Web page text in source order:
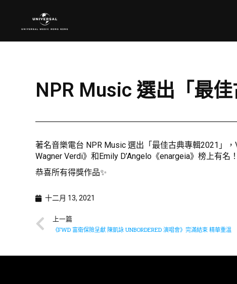
NPR Music 選出「最佳
著名音樂電台 NPR Music 選出「最佳古典專輯2021」
Wagner Verdi》和Emily D’Angelo《enargeia》榜上有名！
恭喜所有得獎作品✨
十二月 13, 2021
上一篇
《FWD 富衛保險呈獻 陳凱詠 UNBORDERED 演唱會》完滿結束 精華重溫